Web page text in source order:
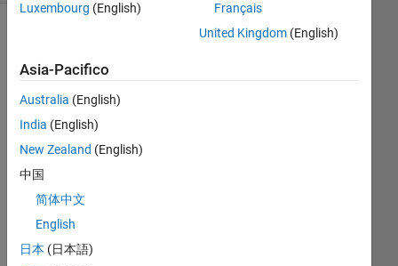
n I
use
a
Luxembourg (English)
Français
United Kingdom(English)
Asia-Pacifico
Australia (English)
India (English)
New Zealand (English)
中国
简体中文
English
日本 (日本語)